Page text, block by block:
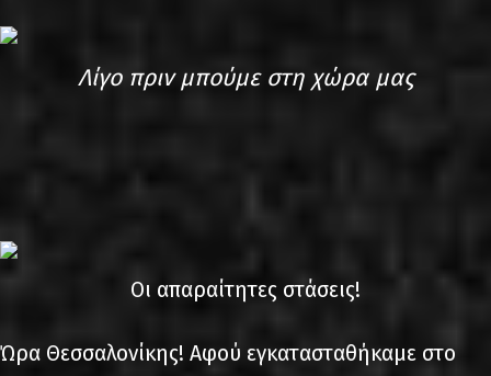
Λίγο πριν μπούμε στη χώρα μας
Οι απαραίτητες στάσεις!
Ώρα Θεσσαλονίκης! Αφού εγκατασταθήκαμε στο